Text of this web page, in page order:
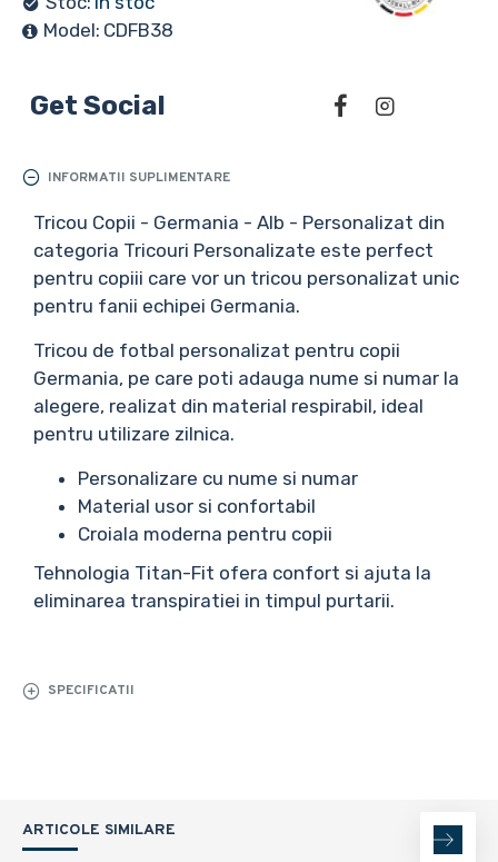
Model: CDFB38
Get Social
INFORMATII SUPLIMENTARE
Tricou Copii - Germania - Alb - Personalizat din
categoria Tricouri Personalizate este perfect
pentru copiii care vor un tricou personalizat unic
pentru fanii echipei Germania.
Tricou de fotbal personalizat pentru copii
Germania, pe care poti adauga nume si numar la
alegere, realizat din material respirabil, ideal
pentru utilizare zilnica.
Personalizare cu nume si numar
Material usor si confortabil
Croiala moderna pentru copii
Tehnologia Titan-Fit ofera confort si ajuta la
eliminarea transpiratiei in timpul purtarii.
SPECIFICATII
ARTICOLE SIMILARE